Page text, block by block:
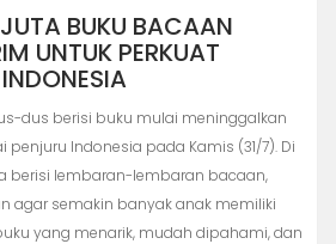
BUKU BACAAN
UNTUK PERKUAT
dus berisi buku mulai meninggalkan
Indonesia pada Kamis (31/7). Di
berisi lembaran-lembaran bacaan,
agar semakin banyak anak memiliki
yang menarik, mudah dipahami, dan